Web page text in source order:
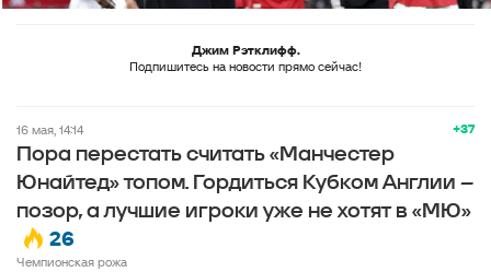
Джим Рэтклифф.
Подпишитесь на новости прямо сейчас!
+37
16 мая, 14:14
Пора перестать считать «Манчестер
Юнайтед» топом. Гордиться Кубком Англии –
позор, а лучшие игроки уже не хотят в «МЮ»
26
Чемпионская рожа